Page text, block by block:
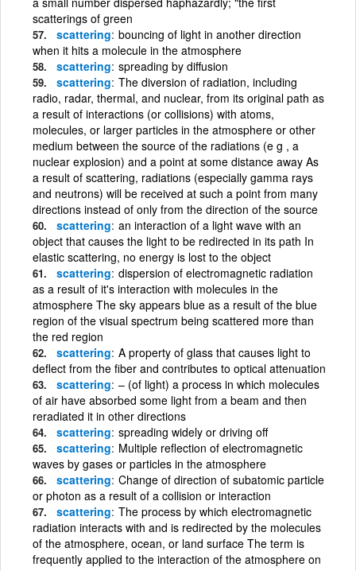
scatterings of green
scattering bouncing of light in another direction
when it hits a molecule in the atmosphere
scattering spreading by diffusion
scattering The diversion of radiation, including
radio, radar, thermal, and nuclear, from its original path as
a result of interactions (or collisions) with atoms,
molecules, or larger particles in the atmosphere or other
medium between the source of the radiations (e g , a
nuclear explosion) and a point at some distance away As
a result of scattering, radiations (especially gamma rays
and neutrons) will be received at such a point from many
directions instead of only from the direction of the source
scattering an interaction of a light wave with an
object that causes the light to be redirected in its path In
elastic scattering, no energy is lost to the object
scattering dispersion of electromagnetic radiation
as a result of it's interaction with molecules in the
atmosphere The sky appears blue as a result of the blue
region of the visual spectrum being scattered more than
the red region
scattering A property of glass that causes light to
deflect from the fiber and contributes to optical attenuation
scattering – (of light) a process in which molecules
of air have absorbed some light from a beam and then
reradiated it in other directions
scattering spreading widely or driving off
scattering Multiple reflection of electromagnetic
waves by gases or particles in the atmosphere
scattering Change of direction of subatomic particle
or photon as a result of a collision or interaction
scattering The process by which electromagnetic
radiation interacts with and is redirected by the molecules
of the atmosphere, ocean, or land surface The term is
frequently applied to the interaction of the atmosphere on